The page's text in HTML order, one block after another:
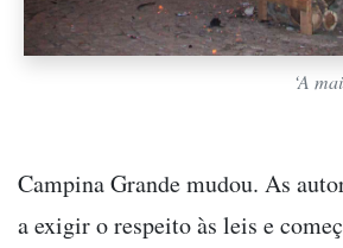
‘A
Campina Grande mudou. As
a exigir o respeito às leis e